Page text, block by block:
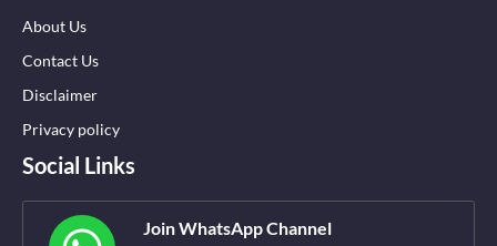
About Us
Contact Us
Disclaimer
Privacy policy
Social Links
Join WhatsApp Channel